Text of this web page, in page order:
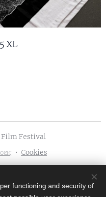
XL
Festival
Cookies
English
functioning and security of